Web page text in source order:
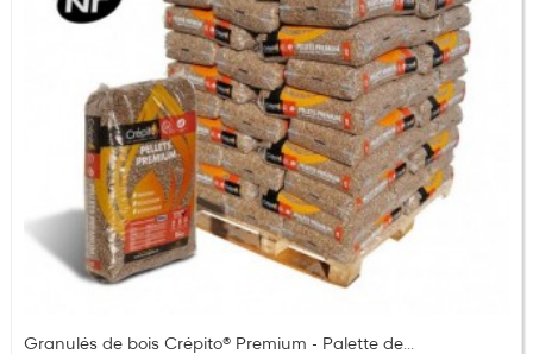
Granulés de bois Crépito® Premium - Palette de...